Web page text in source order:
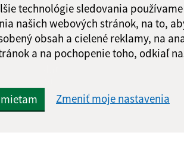
technológie sledovania
našich webových stránok, na to,
obsah a cielené reklamy, na
a na pochopenie toho, odkiaľ
Zmeniť moje nastavenia